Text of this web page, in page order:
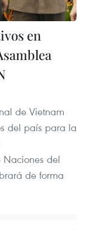
en
de Vietnam
del país para la
del
de forma